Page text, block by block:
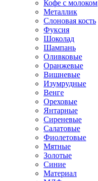
Кофе с молоком
Металлик
Слоновая кость
Фуксия
Шоколад
Шампань
Оливковые
Оранжевые
Вишневые
Изумрудные
Венге
Ореховые
Янтарные
Сиреневые
Салатовые
Фиолетовые
Мятные
Золотые
Синие
Материал